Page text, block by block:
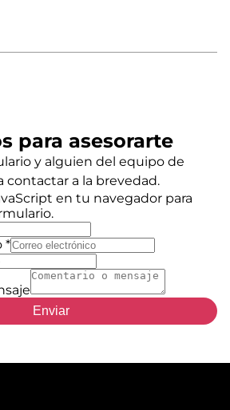
para asesorarte
y alguien del equipo de
contactar a la brevedad.
en tu navegador para
*
Enviar